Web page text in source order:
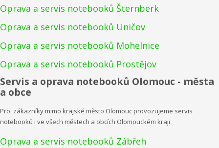
Oprava a servis notebooků Šternberk
Oprava a servis notebooků Uničov
Oprava a servis notebooků Mohelnice
Oprava a servis notebooků Prostějov
Servis a oprava notebooků Olomouc - města
a obce
Pro zákazníky mimo krajské město Olomouc provozujeme servis
notebooků i ve všech městech a obcích Olomouckém kraji
Oprava a servis notebooků Zábřeh